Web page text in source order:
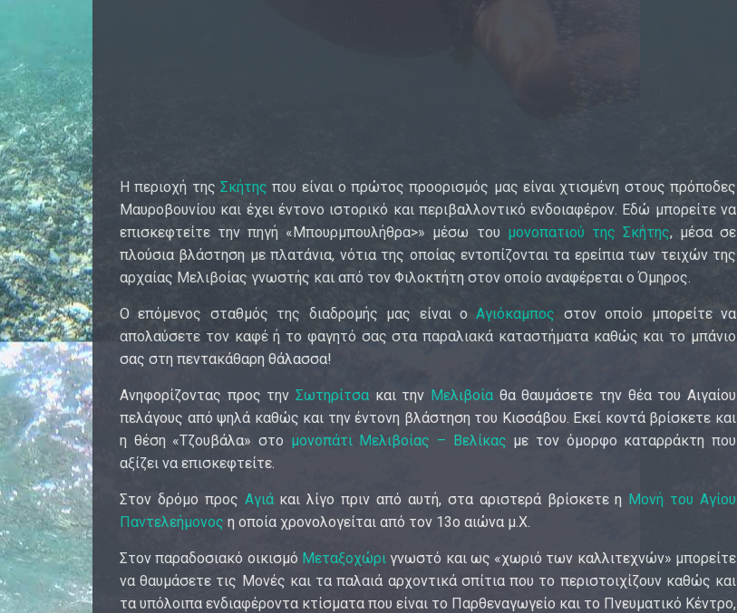
Η περιοχή της Σκήτης που είναι ο πρώτος προορισμός μας είναι χτισμένη στους πρόποδες
Μαυροβουνίου και έχει έντονο ιστορικό και περιβαλλοντικό ενδοιαφέρον. Εδώ μπορείτε να
επισκεφτείτε την πηγή «Μπουρμπουλήθρα>» μέσω του μονοπατιού της Σκήτης, μέσα σε
πλούσια βλάστηση με πλατάνια, νότια της οποίας εντοπίζονται τα ερείπια των τειχών της
αρχαίας Μελιβοίας γνωστής και από τον Φιλοκτήτη στον οποίο αναφέρεται ο Όμηρος.
Ο επόμενος σταθμός της διαδρομής μας είναι οΑγιόκαμπος στον οποίο μπορείτε να
απολαύσετε τον καφέ ή το φαγητό σας στα παραλιακά καταστήματα καθώς και το μπάνιο
σας στη πεντακάθαρη θάλασσα!
Ανηφορίζοντας προς την Σωτηρίτσα και την Μελιβοία θα θαυμάσετε την θέα του Αιγαίου
πελάγους από ψηλά καθώς και την έντονη βλάστηση του Κισσάβου. Εκεί κοντά βρίσκετε και
η θέση «Τζουβάλα» στο μονοπάτι Μελιβοίας – Βελίκας με τον όμορφο καταρράκτη που
αξίζει να επισκεφτείτε.
Στον δρόμο προς Αγιάκαι λίγο πριν από αυτή, στα αριστερά βρίσκετε η Μονή του Αγίου
Παντελεήμονος η οποία χρονολογείται από τον 13ο αιώνα μ.Χ.
Στον παραδοσιακό οικισμό Μεταξοχώριγνωστό και ως «χωριό των καλλιτεχνών» μπορείτε
να θαυμάσετε τις Μονές και τα παλαιά αρχοντικά σπίτια που το περιστοιχίζουν καθώς και
τα υπόλοιπα ενδιαφέροντα κτίσματα που είναι το Παρθεναγωγείο και το Πνευματικό Κέντρο,